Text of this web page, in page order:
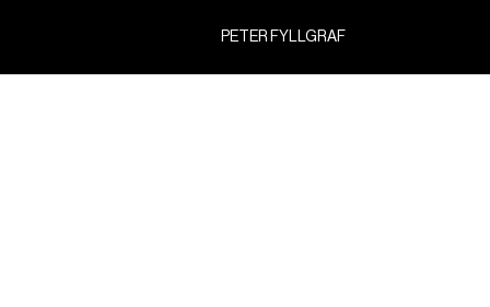
PETER FYLLGRAF